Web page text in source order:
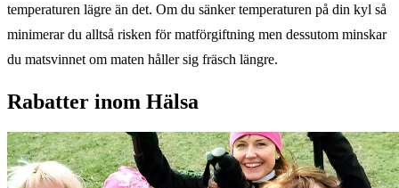
temperaturen lägre än det. Om du sänker temperaturen på din kyl så
minimerar du alltså risken för matförgiftning men dessutom minskar
du matsvinnet om maten håller sig fräsch längre.
Rabatter inom Hälsa